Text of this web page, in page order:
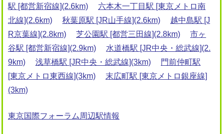
駅 [都営新宿線](2.6km)
六本木一丁目駅 [東京メトロ南
北線](2.6km)
秋葉原駅 [JR山手線](2.6km)
越中島駅 [J
R京葉線](2.8km)
芝公園駅 [都営三田線](2.8km)
市ヶ
谷駅 [都営新宿線](2.9km)
水道橋駅 [JR中央・総武線](2.
9km)
浅草橋駅 [JR中央・総武線](3km)
門前仲町駅
[東京メトロ東西線](3km)
末広町駅 [東京メトロ銀座線]
(3km)
東京国際フォーラム周辺駅情報